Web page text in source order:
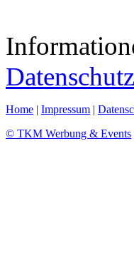
Home | Impressum |
© TKM Werbung & Events